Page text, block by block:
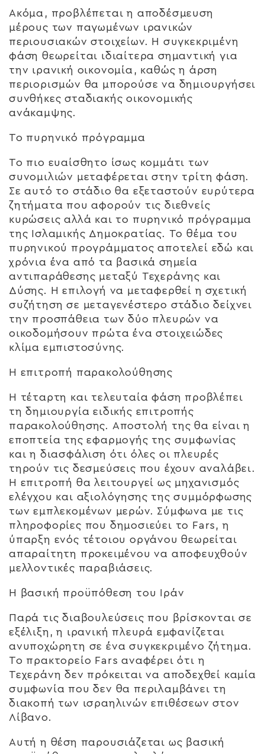
Ακόμα, προβλέπεται η αποδέσμευση
μέρους των παγωμένων ιρανικών
περιουσιακών στοιχείων. Η συγκεκριμένη
φάση θεωρείται ιδιαίτερα σημαντική για
την ιρανική οικονομία, καθώς η άρση
περιορισμών θα μπορούσε να δημιουργήσει
συνθήκες σταδιακής οικονομικής
ανάκαμψης.
Το πυρηνικό πρόγραμμα
Το πιο ευαίσθητο ίσως κομμάτι των
συνομιλιών μεταφέρεται στην τρίτη φάση.
Σε αυτό το στάδιο θα εξεταστούν ευρύτερα
ζητήματα που αφορούν τις διεθνείς
κυρώσεις αλλά και το πυρηνικό πρόγραμμα
της Ισλαμικής Δημοκρατίας. Το θέμα του
πυρηνικού προγράμματος αποτελεί εδώ και
χρόνια ένα από τα βασικά σημεία
αντιπαράθεσης μεταξύ Τεχεράνης και
Δύσης. Η επιλογή να μεταφερθεί η σχετική
συζήτηση σε μεταγενέστερο στάδιο δείχνει
την προσπάθεια των δύο πλευρών να
οικοδομήσουν πρώτα ένα στοιχειώδες
κλίμα εμπιστοσύνης.
Η επιτροπή παρακολούθησης
Η τέταρτη και τελευταία φάση προβλέπει
τη δημιουργία ειδικής επιτροπής
παρακολούθησης. Αποστολή της θα είναι η
εποπτεία της εφαρμογής της συμφωνίας
και η διασφάλιση ότι όλες οι πλευρές
τηρούν τις δεσμεύσεις που έχουν αναλάβει.
Η επιτροπή θα λειτουργεί ως μηχανισμός
ελέγχου και αξιολόγησης της συμμόρφωσης
των εμπλεκομένων μερών. Σύμφωνα με τις
πληροφορίες που δημοσιεύει το Fars, η
ύπαρξη ενός τέτοιου οργάνου θεωρείται
απαραίτητη προκειμένου να αποφευχθούν
μελλοντικές παραβιάσεις.
Η βασική προϋπόθεση του Ιράν
Παρά τις διαβουλεύσεις που βρίσκονται σε
εξέλιξη, η ιρανική πλευρά εμφανίζεται
ανυποχώρητη σε ένα συγκεκριμένο ζήτημα.
Το πρακτορείο Fars αναφέρει ότι η
Τεχεράνη δεν πρόκειται να αποδεχθεί καμία
συμφωνία που δεν θα περιλαμβάνει τη
διακοπή των ισραηλινών επιθέσεων στον
Λίβανο.
Αυτή η θέση παρουσιάζεται ως βασική